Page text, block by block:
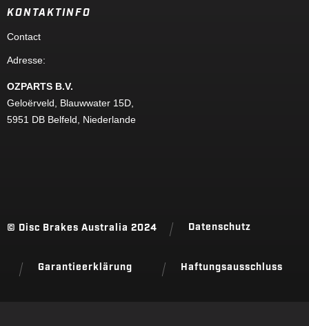
KONTAKTINFO
Contact
Adresse:
OZPARTS B.V.
Geloërveld, Blauwwater 15D,
5951 DB Belfeld, Niederlande
© Disc Brakes Australia 2024 Datenschutz
Garantieerklärung Haftungsausschluss